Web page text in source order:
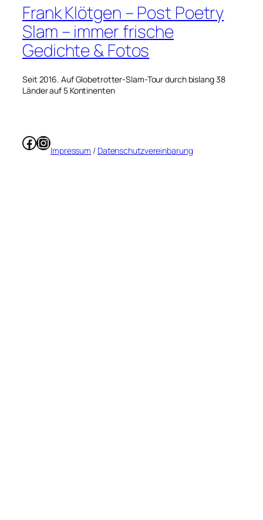
Frank Klötgen – Post Poetry
Slam – immer frische
Gedichte & Fotos
Seit 2016. Auf Globetrotter-Slam-Tour durch bislang 38
Länder auf 5 Kontinenten
Facebook
Instagram
Impressum / Datenschutzvereinbarung